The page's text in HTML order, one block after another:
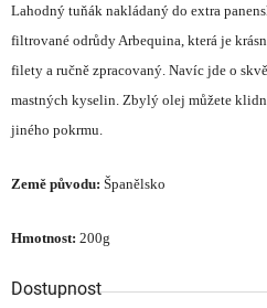
Lahodný tuňák nakládaný do extra
filtrované odrůdy Arbequina, která je
filety a ručně zpracovaný. Navíc jde o
mastných kyselin. Zbylý olej můžete
jiného pokrmu.
Země původu: Španělsko
Hmotnost: 200g
Dostupnost